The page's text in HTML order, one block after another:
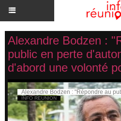
Alexandre Bodzen :
public en perte
d'abord une volonté